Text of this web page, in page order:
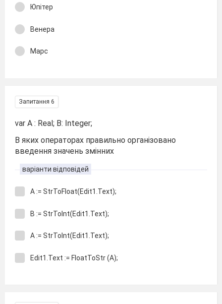
Юпітер
Венера
Марс
Запитання 6
var A : Real; B: Integer;
В яких операторах правильно організовано
введення значень змінних
варіанти відповідей
А := StrToFloat(Edit1.Text);
В := StrToInt(Edit1.Text);
А := StrToInt(Edit1.Text);
Edit1.Text := FloatToStr (А);